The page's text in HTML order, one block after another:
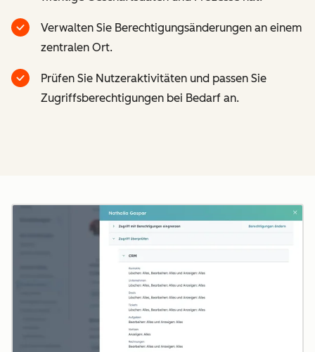
Verwalten Sie Berechtigungsänderungen an einem
zentralen Ort.
Prüfen Sie Nutzeraktivitäten und passen Sie
Zugriffsberechtigungen bei Bedarf an.